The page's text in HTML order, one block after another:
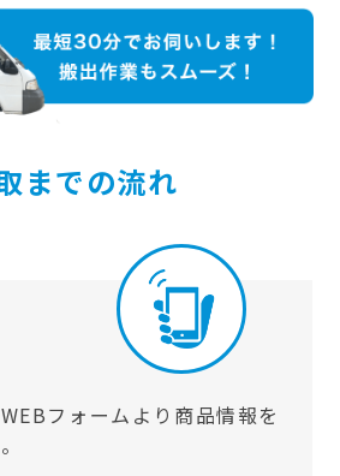
までの流れ
フォームより商品情報を